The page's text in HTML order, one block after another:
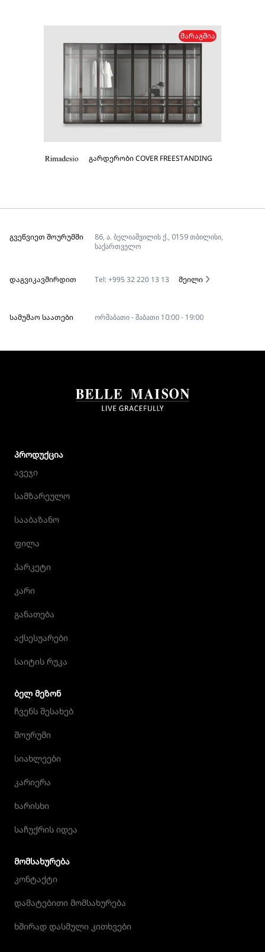
ᲛᲐᲠᲐᲒᲨᲘᲐ
გარდერობი COVER FREESTANDING
ᲒᲕᲔᲬᲕᲘᲔᲗ ᲨᲝᲣᲠᲣᲛᲨᲘ
86, ა. ბელიაშვილის ქ., 0159 თბილისი,
საქართველო
ᲓᲐᲒᲕᲘᲙᲐᲕᲨᲘᲠᲓᲘᲗ Tel: +995 32 220 13 13 მეილი
ᲡᲐᲛᲣᲨᲐᲝ ᲡᲐᲐᲗᲔᲑᲘ ორშაბათი - შაბათი 10:00 - 19:00
ᲞᲠᲝᲓᲣᲥᲪᲘᲐ
ავეჯი
სამზარეულო
სააბაზანო
ფილა
პარკეტი
კარი
განათება
აქსესუარები
საიტის რუკა
ᲑᲔᲚ ᲛᲔᲖᲝᲜ
ჩვენს შესახებ
შოურუმი
სიახლეები
კარიერა
ხარისხი
საჩუქრის იდეა
ᲛᲝᲛᲡᲐᲮᲣᲠᲔᲑᲐ
კონტაქტი
დამატებითი მომსახურება
ხშირად დასმული კითხვები